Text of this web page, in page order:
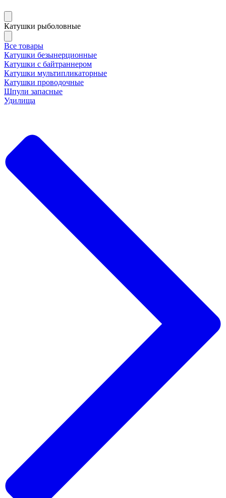
Катушки рыболовные
Все товары
Катушки безынерционные
Катушки с байтраннером
Катушки мультипликаторные
Катушки проводочные
Шпули запасные
Удилища